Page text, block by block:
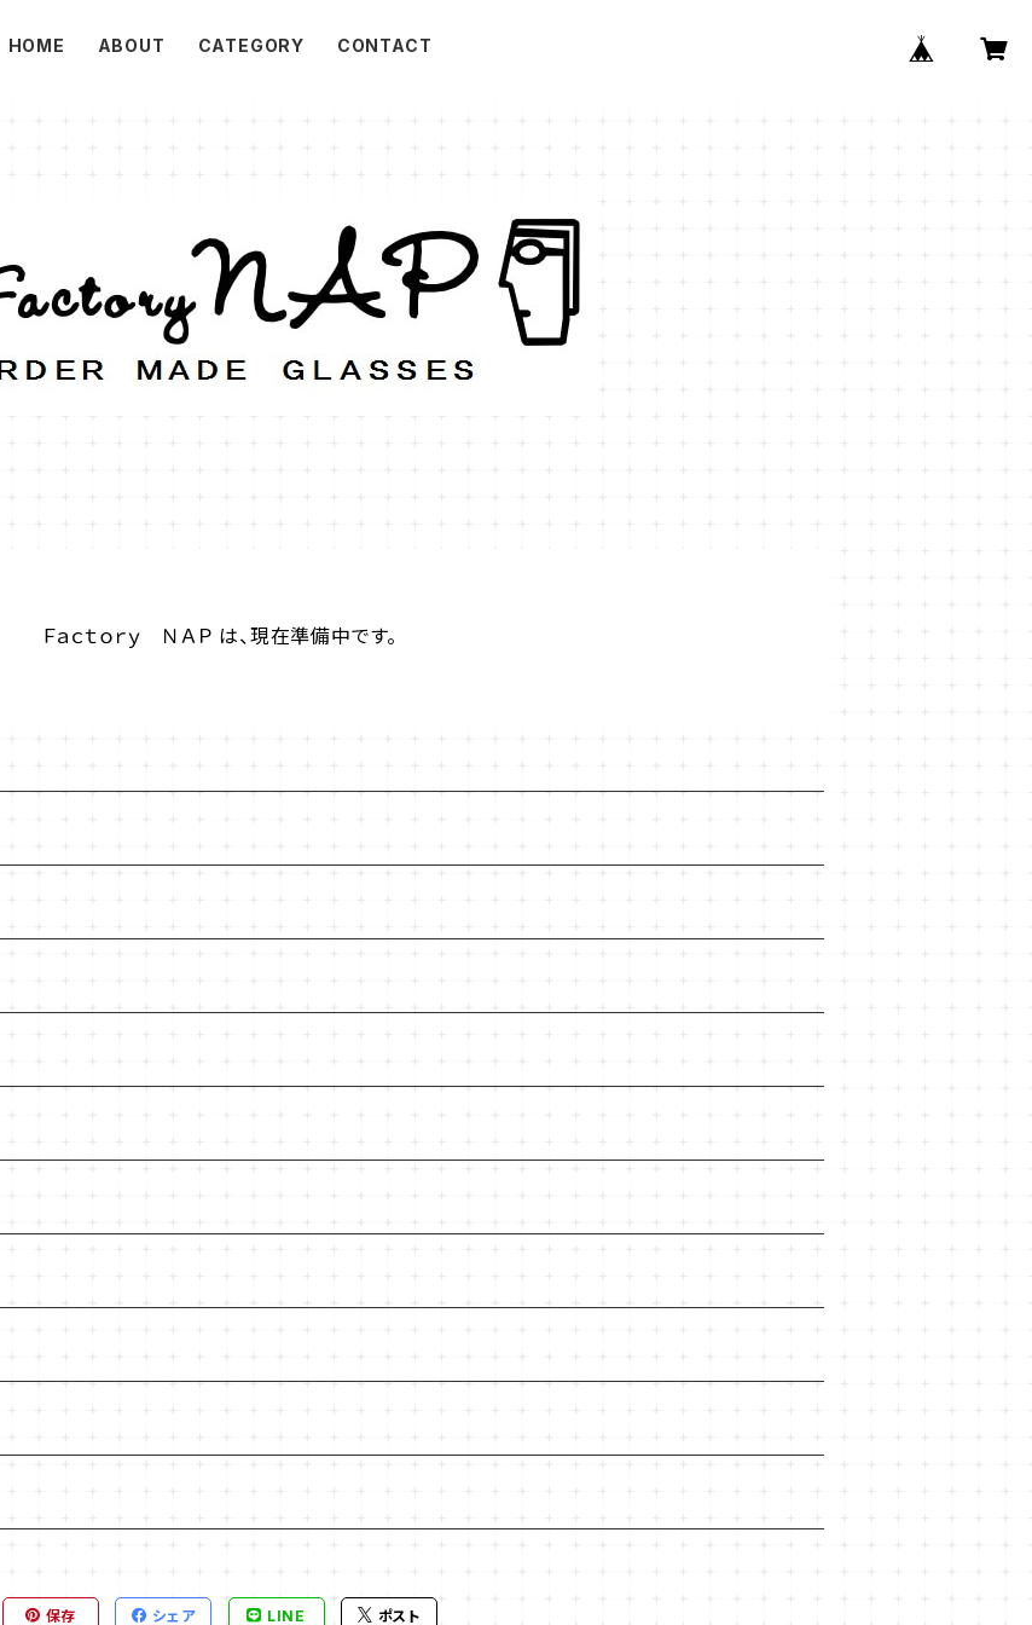
HOME ABOUT CATEGORY CONTACT
Ｆａｃｔｏｒｙ ＮＡＰ は、現在準備中です。
保存 シェア LINE ポスト